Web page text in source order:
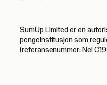
SumUp Limited er en
pengeinstitusjon som
(referansenummer: Nei